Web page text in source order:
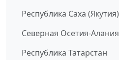
Республика Саха (Якутия)
Северная Осетия-Алания
Республика Татарстан